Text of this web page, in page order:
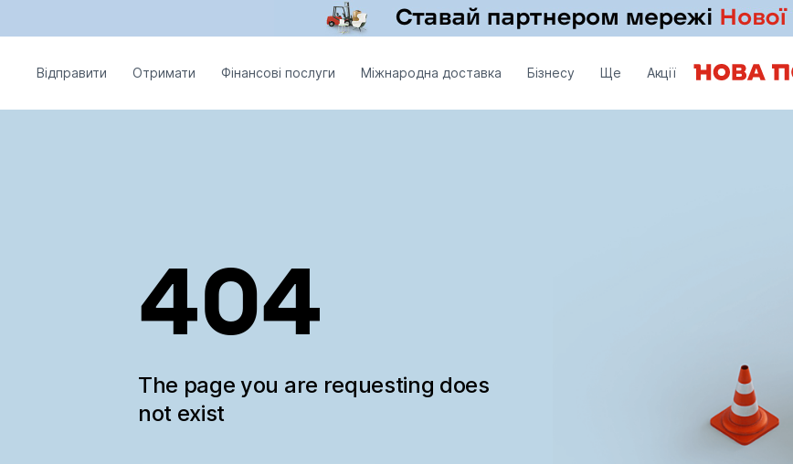
Відправити Отримати Фінансові послуги Міжнародна доставка Бізнесу Ще Акції
404
The page you are requesting does
not exist